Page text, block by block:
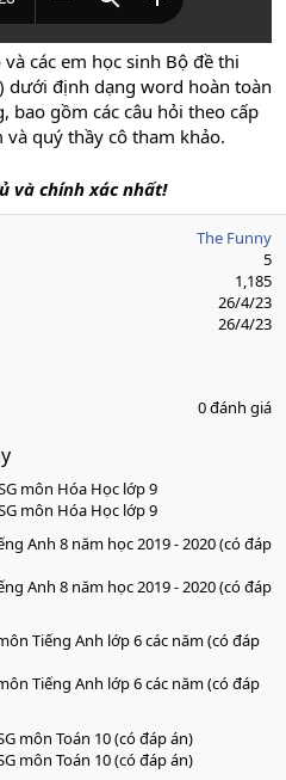
các em học sinh Bộ đề thi
dưới định dạng word hoàn toàn
bao gồm các câu hỏi theo cấp
quý thầy cô tham khảo.
và chính xác nhất!
The Funny
5
1,185
26/4/23
26/4/23
0 đánh giá
môn Hóa Học lớp 9
môn Hóa Học lớp 9
Anh 8 năm học 2019 - 2020 (có đáp
Anh 8 năm học 2019 - 2020 (có đáp
Tiếng Anh lớp 6 các năm (có đáp
Tiếng Anh lớp 6 các năm (có đáp
môn Toán 10 (có đáp án)
môn Toán 10 (có đáp án)